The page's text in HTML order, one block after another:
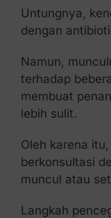
Untungnya,
dengan
Namun,
terhadap
membuat
lebih sulit.
Oleh karena
berkonsultasi
muncul atau
Langkah